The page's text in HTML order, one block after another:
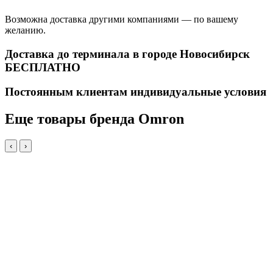
Возможна доставка другими компаниями — по вашему
желанию.
Доставка до терминала в городе Новосибирск
БЕСПЛАТНО
Постоянным клиентам индивидуальные условия
Еще товары бренда Omron
‹ ›